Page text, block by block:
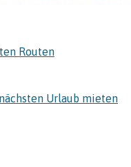
Routen
Urlaub mieten